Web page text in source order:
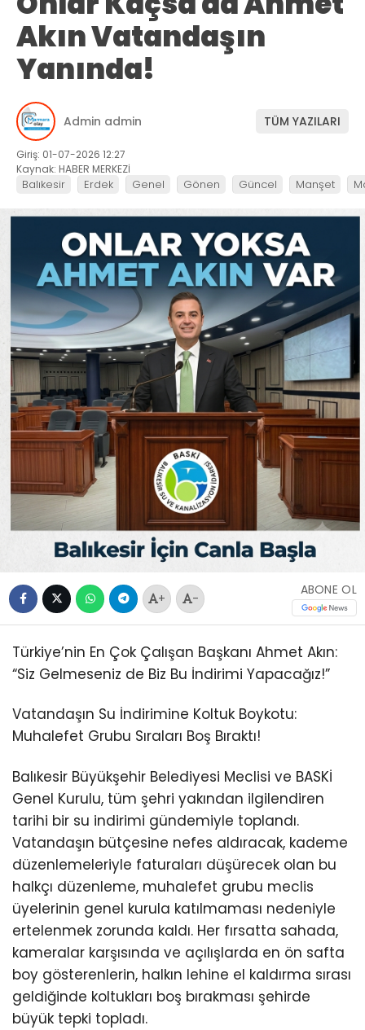
Akın Vatandaşın
Yanında!
Admin admin TÜM YAZILARI
Giriş: 01-07-2026 12:27
Kaynak: HABER MERKEZİ
Balıkesir Erdek Genel Gönen Güncel Manşet
+ -
ABONE OL
Türkiye’nin En Çok Çalışan Başkanı Ahmet Akın:
“Siz Gelmeseniz de Biz Bu İndirimi Yapacağız!”
Vatandaşın Su İndirimine Koltuk Boykotu:
Muhalefet Grubu Sıraları Boş Bıraktı!
Balıkesir Büyükşehir Belediyesi Meclisi ve BASKİ
Genel Kurulu, tüm şehri yakından ilgilendiren
tarihi bir su indirimi gündemiyle toplandı.
Vatandaşın bütçesine nefes aldıracak, kademe
düzenlemeleriyle faturaları düşürecek olan bu
halkçı düzenleme, muhalefet grubu meclis
üyelerinin genel kurula katılmaması nedeniyle
ertelenmek zorunda kaldı. Her fırsatta sahada,
kameralar karşısında ve açılışlarda en ön safta
boy gösterenlerin, halkın lehine el kaldırma sırası
geldiğinde koltukları boş bırakması şehirde
büyük tepki topladı.